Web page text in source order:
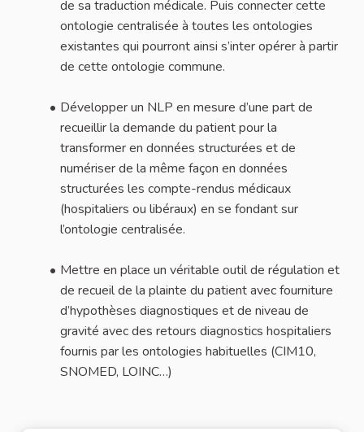
de sa traduction médicale. Puis connecter cette
ontologie centralisée à toutes les ontologies
existantes qui pourront ainsi s’inter opérer à partir
de cette ontologie commune.
Développer un NLP en mesure d’une part de
recueillir la demande du patient pour la
transformer en données structurées et de
numériser de la même façon en données
structurées les compte-rendus médicaux
(hospitaliers ou libéraux) en se fondant sur
l’ontologie centralisée.
Mettre en place un véritable outil de régulation et
de recueil de la plainte du patient avec fourniture
d’hypothèses diagnostiques et de niveau de
gravité avec des retours diagnostics hospitaliers
fournis par les ontologies habituelles (CIM10,
SNOMED, LOINC…)